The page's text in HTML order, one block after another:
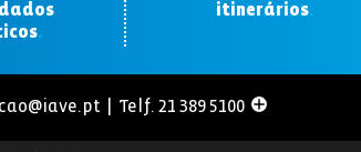
.
itinerários.
| Telf. 21 389 5100